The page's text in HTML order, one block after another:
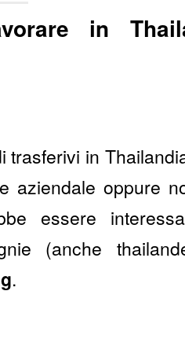
in
in
aziendale oppure
essere
(anche
.